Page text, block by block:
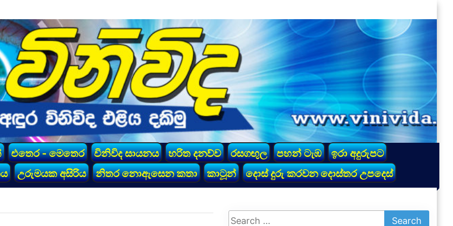
එතෙර - මෙතෙර විනිවිද සායනය හරිත දනව්ව රසගඟුල පහන් ටැඹ
ඉරා අදුරුපට
උරුමයක අසිරිය නිතර නොඇසෙන කතා කාටූන් දොස් දුරු කරවන දොස්තර උපදෙස්